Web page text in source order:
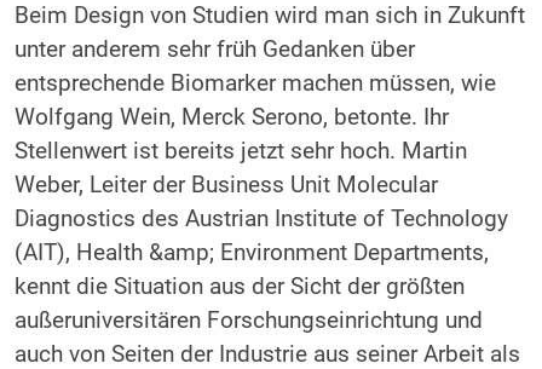
Beim Design von Studien wird man sich in Zukunft
unter anderem sehr früh Gedanken über
entsprechende Biomarker machen müssen, wie
Wolfgang Wein, Merck Serono, betonte. Ihr
Stellenwert ist bereits jetzt sehr hoch. Martin
Weber, Leiter der Business Unit Molecular
Diagnostics des Austrian Institute of Technology
(AIT), Health &amp; Environment Departments,
kennt die Situation aus der Sicht der größten
außeruniversitären Forschungseinrichtung und
auch von Seiten der Industrie aus seiner Arbeit als